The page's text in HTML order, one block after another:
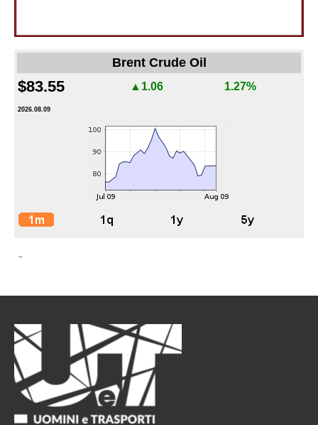
Brent Crude Oil
$83.55 ▲1.06 1.27%
2026.08.09
-